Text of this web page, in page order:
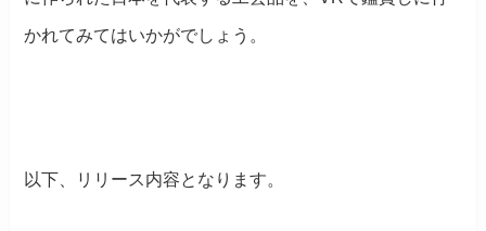
かれてみてはいかがでしょう。
以下、リリース内容となります。